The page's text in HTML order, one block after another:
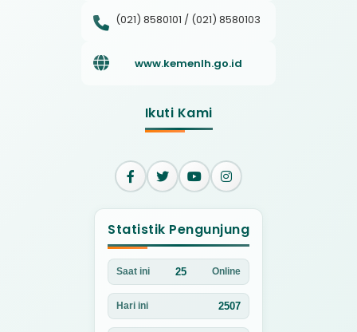
(021) 8580101 / (021) 8580103
www.kemenlh.go.id
Ikuti Kami
Statistik Pengunjung
Saat ini 25 Online
Hari ini 2507